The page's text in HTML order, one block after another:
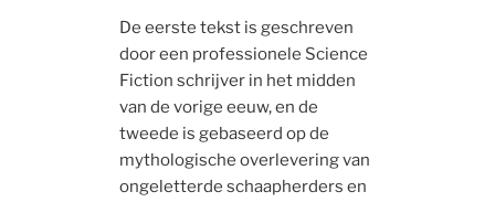
De eerste tekst is geschreven
door een professionele Science
Fiction schrijver in het midden
van de vorige eeuw, en de
tweede is gebaseerd op de
mythologische overlevering van
ongeletterde schaapherders en